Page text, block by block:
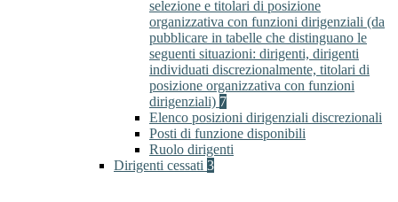
selezione e titolari di posizione
organizzativa con funzioni dirigenziali (da
pubblicare in tabelle che distinguano le
seguenti situazioni: dirigenti, dirigenti
individuati discrezionalmente, titolari di
posizione organizzativa con funzioni
dirigenziali) 7
Elenco posizioni dirigenziali discrezionali
Posti di funzione disponibili
Ruolo dirigenti
Dirigenti cessati 3